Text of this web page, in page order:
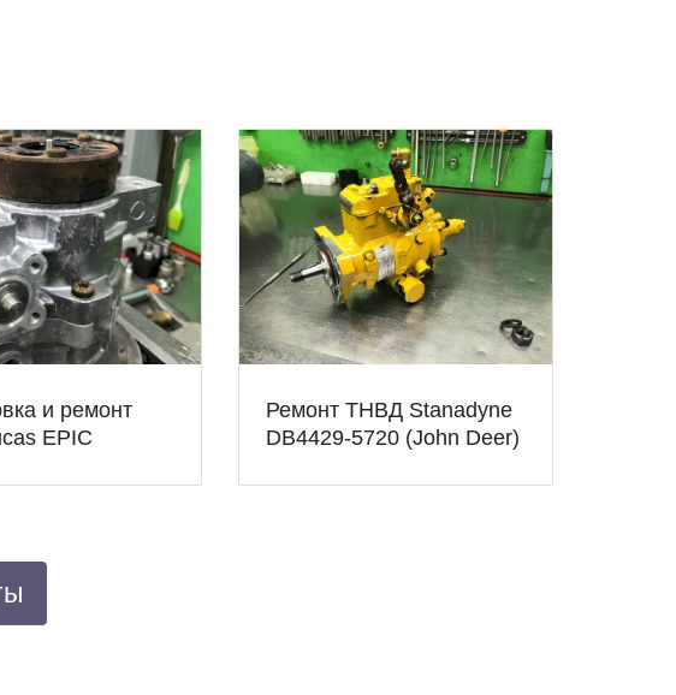
и ремонт
EPIC
Ремонт ТНВД Stanadyne
DB4429-5720 (John Deer)